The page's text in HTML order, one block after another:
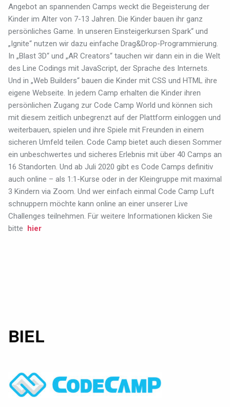
Angebot an spannenden Camps weckt die Begeisterung der
Kinder im Alter von 7-13 Jahren. Die Kinder bauen ihr ganz
persönliches Game. In unseren Einsteigerkursen Spark“ und
„Ignite“ nutzen wir dazu einfache Drag&Drop-Programmierung.
In „Blast 3D“ und „AR Creators“ tauchen wir dann ein in die Welt
des Line Codings mit JavaScript, der Sprache des Internets.
Und in „Web Builders“ bauen die Kinder mit CSS und HTML ihre
eigene Webseite. In jedem Camp erhalten die Kinder ihren
persönlichen Zugang zur Code Camp World und können sich
mit diesem zeitlich unbegrenzt auf der Plattform einloggen und
weiterbauen, spielen und ihre Spiele mit Freunden in einem
sicheren Umfeld teilen. Code Camp bietet auch diesen Sommer
ein unbeschwertes und sicheres Erlebnis mit über 40 Camps an
16 Standorten. Und ab Juli 2020 gibt es Code Camps definitiv
auch online – als 1:1-Kurse oder in der Kleingruppe mit maximal
3 Kindern via Zoom. Und wer einfach einmal Code Camp Luft
schnuppern möchte kann online an einer unserer Live
Challenges teilnehmen. Für weitere Informationen klicken Sie
bitte hier
BIEL